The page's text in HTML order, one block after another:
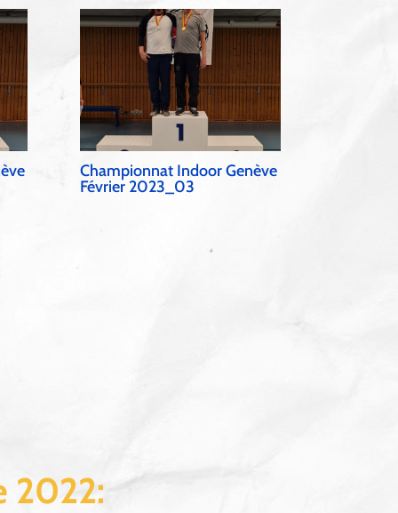
Championnat Indoor Genève
Février 2023_03
2022: